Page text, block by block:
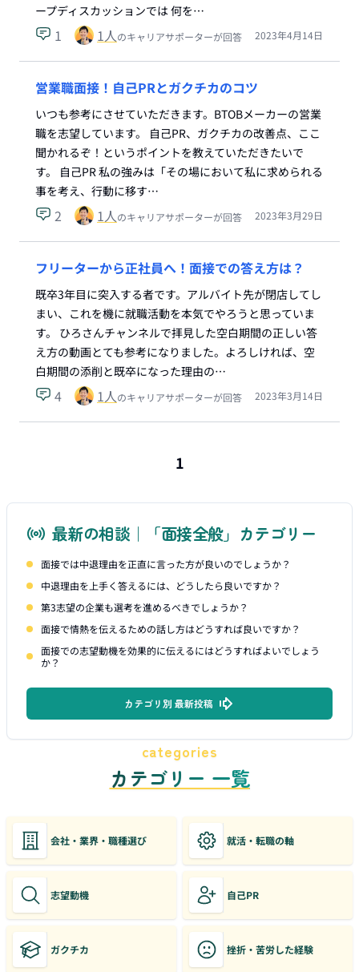
ープディスカッションでは 何を…
1 1人のキャリアサポーターが回答 2023年4月14日
営業職面接！自己PRとガクチカのコツ
いつも参考にさせていただきます。BTOBメーカーの営業
職を志望しています。 自己PR、ガクチカの改善点、ここ
聞かれるぞ！というポイントを教えていただきたいで
す。 自己PR 私の強みは「その場において私に求められる
事を考え、行動に移す…
2 1人のキャリアサポーターが回答 2023年3月29日
フリーターから正社員へ！面接での答え方は？
既卒3年目に突入する者です。アルバイト先が閉店してし
まい、これを機に就職活動を本気でやろうと思っていま
す。 ひろさんチャンネルで拝見した空白期間の正しい答
え方の動画とても参考になりました。よろしければ、空
白期間の添削と既卒になった理由の…
4 1人のキャリアサポーターが回答 2023年3月14日
1
最新の相談｜「面接全般」カテゴリー
面接では中退理由を正直に言った方が良いのでしょうか？
中退理由を上手く答えるには、どうしたら良いですか？
第3志望の企業も選考を進めるべきでしょうか？
面接で情熱を伝えるための話し方はどうすれば良いですか？
面接での志望動機を効果的に伝えるにはどうすればよいでしょう
か？
カテゴリ別 最新投稿
categories
カテゴリー 一覧
会社・業界・職種選び 就活・転職の軸
志望動機 自己PR
ガクチカ 挫折・苦労した経験